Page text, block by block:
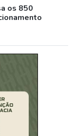
os 850